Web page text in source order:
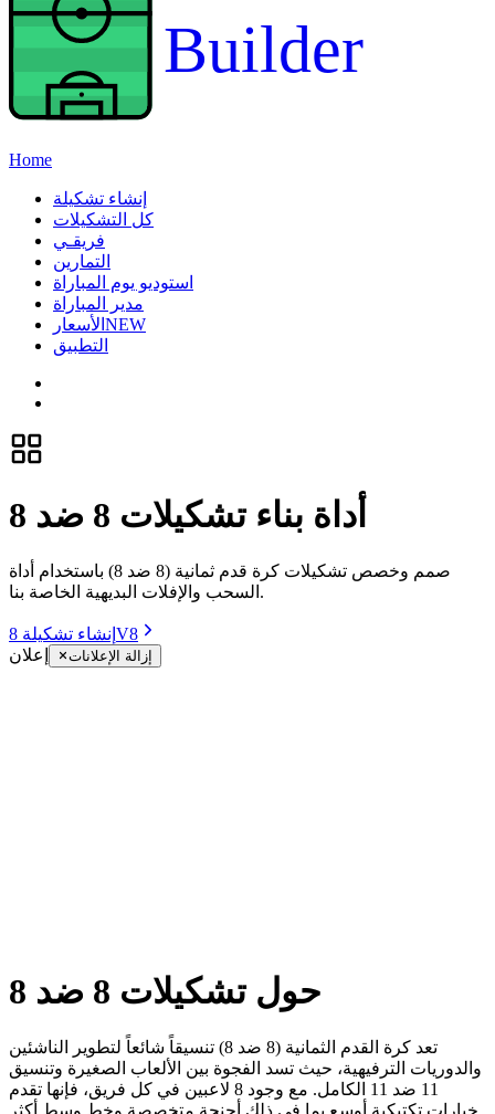
Builder
Home
إنشاء تشكيلة
كل التشكيلات
فريقـي
التمارين
استوديو يوم المباراة
مدير المباراة
الأسعار NEW
التطبيق
أداة بناء تشكيلات 8 ضد 8
صمم وخصص تشكيلات كرة قدم ثمانية (8 ضد 8) باستخدام أداة
السحب والإفلات البديهية الخاصة بنا.
إنشاء تشكيلة 8V8
إعلان
إزالة الإعلانات
حول تشكيلات 8 ضد 8
تعد كرة القدم الثمانية (8 ضد 8) تنسيقاً شائعاً لتطوير الناشئين
والدوريات الترفيهية، حيث تسد الفجوة بين الألعاب الصغيرة وتنسيق
11 ضد 11 الكامل. مع وجود 8 لاعبين في كل فريق، فإنها تقدم
خيارات تكتيكية أوسع بما في ذلك أجنحة متخصصة وخط وسط أكثر